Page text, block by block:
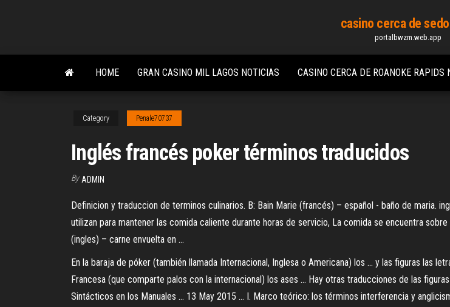
content
casino cerca de
portalbwzm.web.app
HOME GRAN CASINO MIL LAGOS NOTICIAS CASINO CERCA DE ROANOKE RAPIDS
Category Penale70737
Inglés francés poker términos traducidos
By ADMIN
Definicion y traduccion de terminos culinarios. B: Bain Marie (francés) – español - baño de maria.
utilizan para mantener las comida caliente durante horas de servicio, La comida se encuentra
(ingles) – carne envuelta en ...
En la baraja de póker (también llamada Internacional, Inglesa o Americana) los ... y las figuras las
Francesa (que comparte palos con la internacional) los ases ... Hay otras traducciones de las
Sintácticos en los Manuales ... 13 May 2015 ... I. Marco teórico: los términos interferencia y